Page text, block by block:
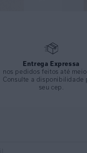
LATERAL
Entrega Expressa
nos pedidos feitos até meio
Consulte a disponibilidade
seu cep.